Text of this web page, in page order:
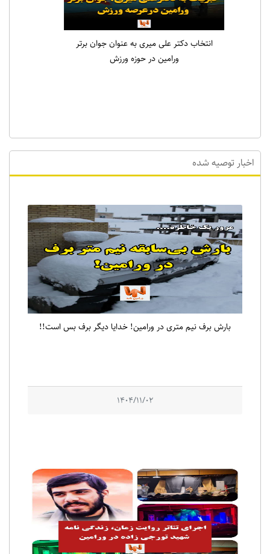
انتخاب دکتر علی میری به عنوان جوان برتر
ورامین در حوزه ورزش
اخبار توصیه شده
بارش برف نیم متری در ورامین! خدایا دیگر برف بس است!!
1404/11/02